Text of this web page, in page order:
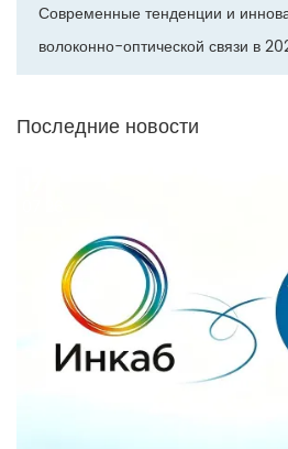
Современные тенденции и
волоконно-оптической связи в
Последние новости